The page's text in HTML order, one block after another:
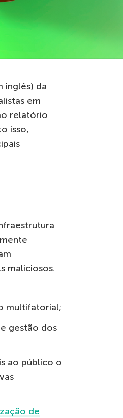
inglês) da
em
relatório
isso,
maliciosos.
multifatorial;
gestão dos
ao público o
de